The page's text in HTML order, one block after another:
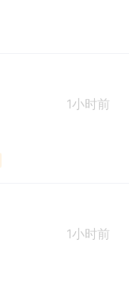
1小时前
1小时前